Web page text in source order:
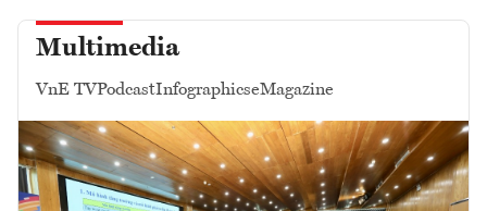
Multimedia
VnE TVPodcastInfographicseMagazine